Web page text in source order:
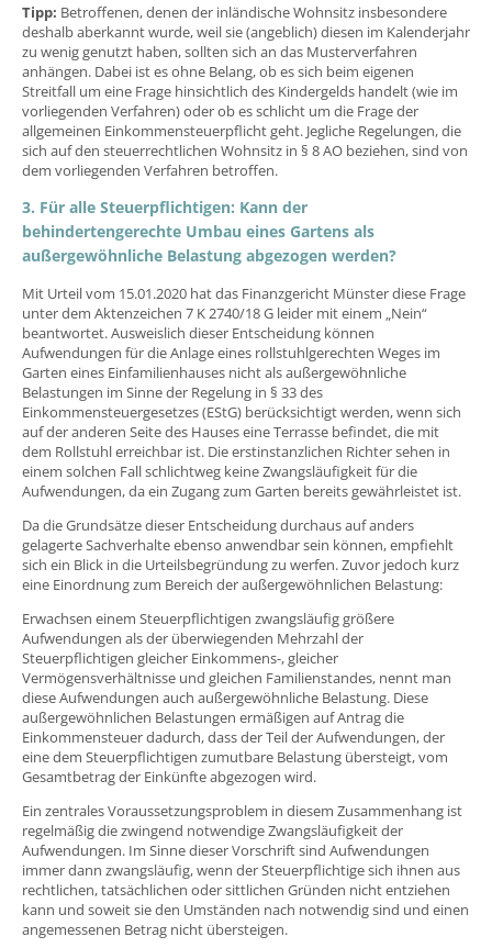
Tipp: Betroffenen, denen der inländische Wohnsitz insbesondere
deshalb aberkannt wurde, weil sie (angeblich) diesen im Kalenderjahr
zu wenig genutzt haben, sollten sich an das Musterverfahren
anhängen. Dabei ist es ohne Belang, ob es sich beim eigenen
Streitfall um eine Frage hinsichtlich des Kindergelds handelt (wie im
vorliegenden Verfahren) oder ob es schlicht um die Frage der
allgemeinen Einkommensteuerpflicht geht. Jegliche Regelungen, die
sich auf den steuerrechtlichen Wohnsitz in § 8 AO beziehen, sind von
dem vorliegenden Verfahren betroffen.
3. Für alle Steuerpflichtigen: Kann der
behindertengerechte Umbau eines Gartens als
außergewöhnliche Belastung abgezogen werden?
Mit Urteil vom 15.01.2020 hat das Finanzgericht Münster diese Frage
unter dem Aktenzeichen 7 K 2740/18 G leider mit einem „Nein“
beantwortet. Ausweislich dieser Entscheidung können
Aufwendungen für die Anlage eines rollstuhlgerechten Weges im
Garten eines Einfamilienhauses nicht als außergewöhnliche
Belastungen im Sinne der Regelung in § 33 des
Einkommensteuergesetzes (EStG) berücksichtigt werden, wenn sich
auf der anderen Seite des Hauses eine Terrasse befindet, die mit
dem Rollstuhl erreichbar ist. Die erstinstanzlichen Richter sehen in
einem solchen Fall schlichtweg keine Zwangsläufigkeit für die
Aufwendungen, da ein Zugang zum Garten bereits gewährleistet ist.
Da die Grundsätze dieser Entscheidung durchaus auf anders
gelagerte Sachverhalte ebenso anwendbar sein können, empfiehlt
sich ein Blick in die Urteilsbegründung zu werfen. Zuvor jedoch kurz
eine Einordnung zum Bereich der außergewöhnlichen Belastung:
Erwachsen einem Steuerpflichtigen zwangsläufig größere
Aufwendungen als der überwiegenden Mehrzahl der
Steuerpflichtigen gleicher Einkommens-, gleicher
Vermögensverhältnisse und gleichen Familienstandes, nennt man
diese Aufwendungen auch außergewöhnliche Belastung. Diese
außergewöhnlichen Belastungen ermäßigen auf Antrag die
Einkommensteuer dadurch, dass der Teil der Aufwendungen, der
eine dem Steuerpflichtigen zumutbare Belastung übersteigt, vom
Gesamtbetrag der Einkünfte abgezogen wird.
Ein zentrales Voraussetzungsproblem in diesem Zusammenhang ist
regelmäßig die zwingend notwendige Zwangsläufigkeit der
Aufwendungen. Im Sinne dieser Vorschrift sind Aufwendungen
immer dann zwangsläufig, wenn der Steuerpflichtige sich ihnen aus
rechtlichen, tatsächlichen oder sittlichen Gründen nicht entziehen
kann und soweit sie den Umständen nach notwendig sind und einen
angemessenen Betrag nicht übersteigen.